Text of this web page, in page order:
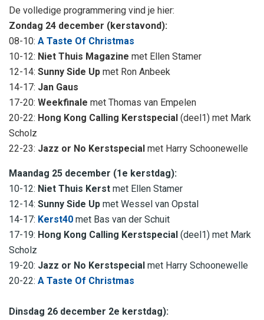
De volledige programmering vind je hier:
Zondag 24 december (kerstavond):
08-10: A Taste Of Christmas
10-12: Niet Thuis Magazine met Ellen Stamer
12-14: Sunny Side Up met Ron Anbeek
14-17: Jan Gaus
17-20: Weekfinale met Thomas van Empelen
20-22: Hong Kong Calling Kerstspecial (deel1) met Mark
Scholz
22-23: Jazz or No Kerstspecial met Harry Schoonewelle
Maandag 25 december (1e kerstdag):
10-12: Niet Thuis Kerst met Ellen Stamer
12-14: Sunny Side Up met Wessel van Opstal
14-17: Kerst40 met Bas van der Schuit
17-19: Hong Kong Calling Kerstspecial (deel1) met Mark
Scholz
19-20: Jazz or No Kerstspecial met Harry Schoonewelle
20-22: A Taste Of Christmas
Dinsdag 26 december 2e kerstdag):